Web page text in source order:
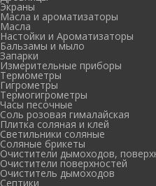
Экраны
Масла и ароматизаторы
Масла
Настойки и Ароматизаторы
Бальзамы и мыло
Запарки
Измерительные приборы
Термометры
Гигрометры
Термогигрометры
Часы песочные
Соль розовая гималайская
Плитка соляная и клей
Светильники соляные
Соляные брикеты
Очистители дымоходов,
Очистители поверхностей
Очиститель дымоходов
Септики